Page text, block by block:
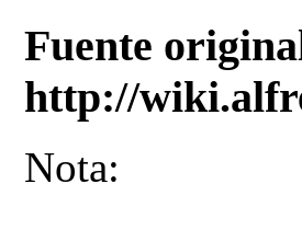
Fuente
http://
Nota: